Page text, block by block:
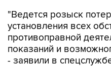
"Ведется розыск
установления всех
противоправной
показаний и
- заявили в